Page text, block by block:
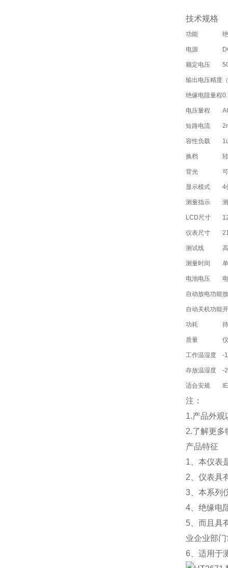
技术规格
功能
电源
额定电压
输出电压精度
绝缘电阻量程
电压量程
短路电流
容性负载
换档
背光
显示模式 4
测量指示
LCD尺寸
仪表尺寸
测试线
测量时间
电池电压
自动放电功能
自动关机功能
功耗
质量
工作温湿度 -
存放温湿度 -
适合安规
注：
1.产品外观
2.了解更多
产品特征
1、本仪表
2、仪表具
3、本系列
4、绝缘电
5、而且具
业企业部
6、适用于